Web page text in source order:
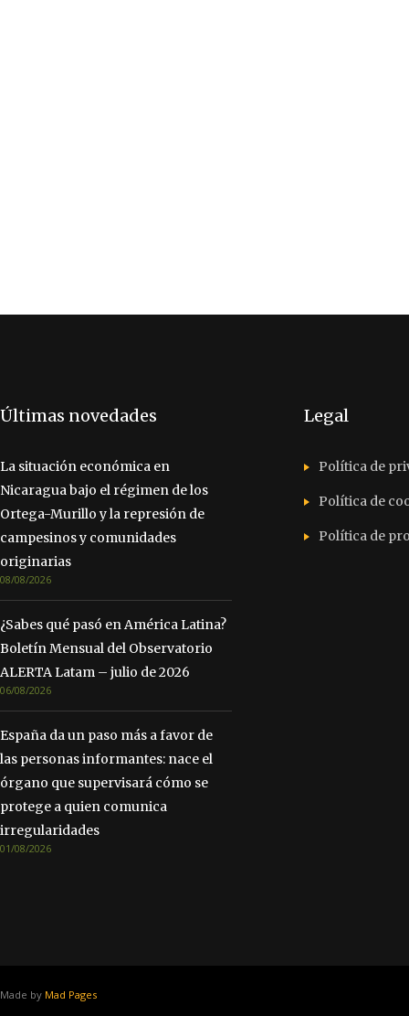
Últimas novedades
La situación económica en
Nicaragua bajo el régimen de los
Ortega-Murillo y la represión de
campesinos y comunidades
originarias
08/08/2026
¿Sabes qué pasó en América Latina?
Boletín Mensual del Observatorio
ALERTA Latam – julio de 2026
06/08/2026
España da un paso más a favor de
las personas informantes: nace el
órgano que supervisará cómo se
protege a quien comunica
irregularidades
01/08/2026
Legal
Política de
Política de
Política de
Made by Mad Pages